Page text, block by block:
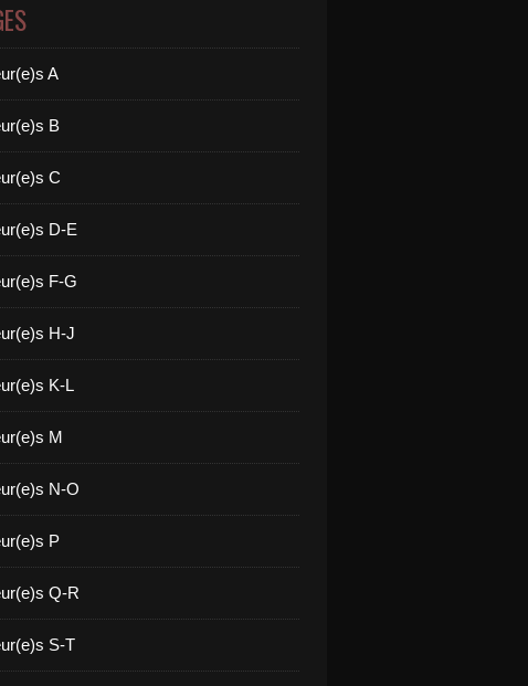
A
B
C
D-E
F-G
H-J
K-L
M
N-O
P
Q-R
S-T